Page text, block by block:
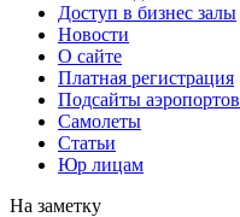
Доступ в бизнес залы
Новости
О сайте
Платная регистрация
Подсайты аэропортов
Самолеты
Статьи
Юр лицам
На заметку